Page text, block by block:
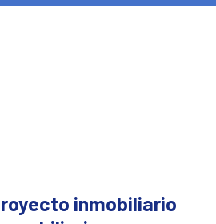
inmobiliario